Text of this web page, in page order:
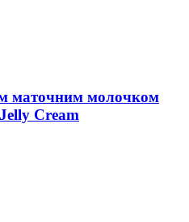
маточним молочком
Cream